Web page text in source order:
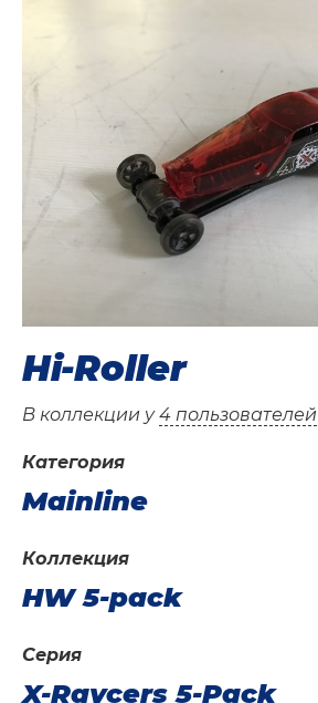
Hi-Roller
В коллекции у4 пользователей
Категория
Mainline
Коллекция
HW 5-pack
Серия
X-Raycers 5-Pack